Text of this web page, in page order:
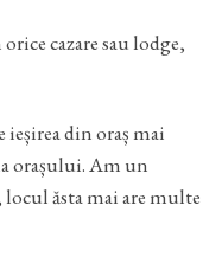
cazare sau lodge,
din oraș mai
orașului. Am un
ăsta mai are multe